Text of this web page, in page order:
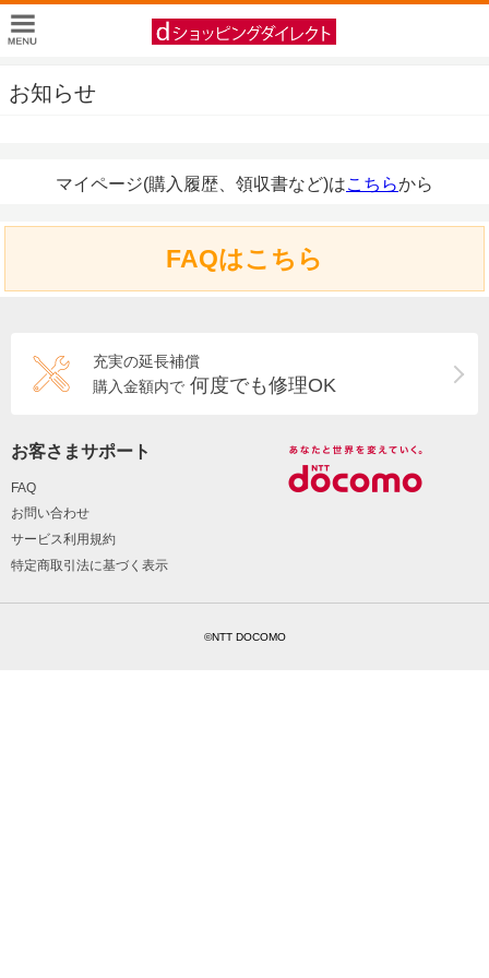
お知らせ
マイページ(購入履歴、領収書など)はこちらから
FAQはこちら
充実の延長補償
購入金額内で 何度でも修理OK
お客さまサポート
FAQ
お問い合わせ
サービス利用規約
特定商取引法に基づく表示
©NTT DOCOMO